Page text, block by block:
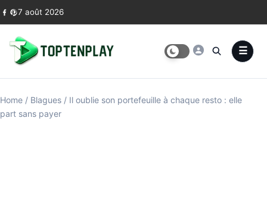
Skip to content
7 août 2026
Home / Blagues / Il oublie son portefeuille à chaque resto : elle
part sans payer